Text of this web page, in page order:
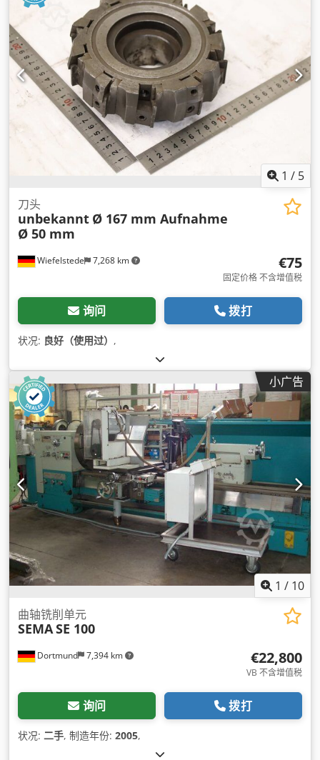
1 / 5
Wiefelstede 7,268 km
刀头
unbekannt Ø 167 mm Aufnahme
Ø 50 mm
€75
固定价格 不含增值税
询问 拨打
状况: 良好（使用过） ,
小广告
1 / 10
Dortmund 7,394 km
曲轴铣削单元
SEMASE 100
€22,800
VB 不含增值税
询问 拨打
状况: 二手, 制造年份: 2005,